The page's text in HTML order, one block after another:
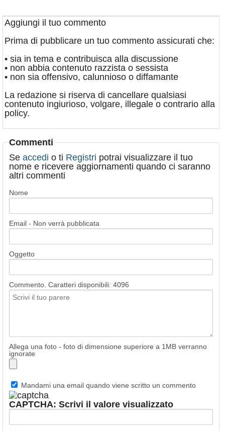
Aggiungi il tuo commento
Prima di pubblicare un tuo commento assicurati che:
• sia in tema e contribuisca alla discussione
• non abbia contenuto razzista o sessista
• non sia offensivo, calunnioso o diffamante
La redazione si riserva di cancellare qualsiasi
contenuto ingiurioso, volgare, illegale o contrario alla
policy.
Commenti
Se accedi o ti Registri potrai visualizzare il tuo
nome e ricevere aggiornamenti quando ci saranno
altri commenti
Nome
Email - Non verrà pubblicata
Oggetto
Commento. Caratteri disponibili: 4096
Allega una foto - foto di dimensione superiore a 1MB verranno
ignorate
Mandami una email quando viene scritto un commento
CAPTCHA: Scrivi il valore visualizzato